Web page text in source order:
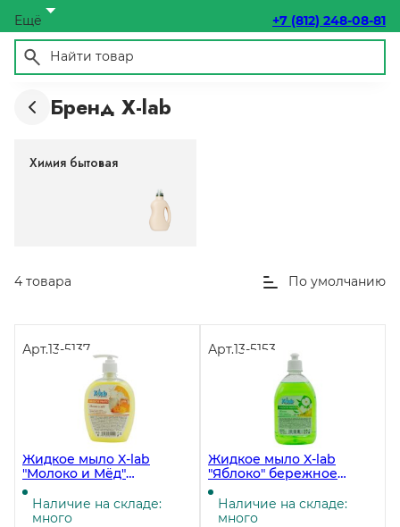
Ещё +7 (812) 248-08-81
Бренд X-lab
Химия бытовая
4 товара По умолчанию
Арт.13-5137
Жидкое мыло X-lab
"Молоко и Мёд"
бережное очищение и
смягчение кожи, 500 мл
Наличие на складе:
много
Арт.13-5153
Жидкое мыло X-lab
"Яблоко" бережное
очищение, 500 мл
Наличие на складе:
много